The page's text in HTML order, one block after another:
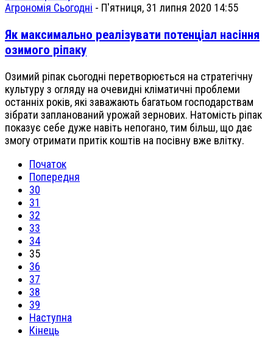
Агрономія Сьогодні - П'ятниця, 31 липня 2020 14:55
Як максимально реалізувати потенціал насіння
озимого ріпаку
Озимий ріпак сьогодні перетворюється на стратегічну
культуру з огляду на очевидні кліматичні проблеми
останніх років, які заважають багатьом господарствам
зібрати запланований урожай зернових. Натомість ріпак
показує себе дуже навіть непогано, тим більш, що дає
змогу отримати притік коштів на посівну вже влітку.
Початок
Попередня
30
31
32
33
34
35
36
37
38
39
Наступна
Кінець